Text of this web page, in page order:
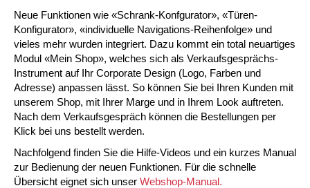
Neue Funktionen wie «Schrank-Konfgurator», «Türen-
Konfigurator», «individuelle Navigations-Reihenfolge» und
vieles mehr wurden integriert. Dazu kommt ein total neuartiges
Modul «Mein Shop», welches sich als Verkaufsgesprächs-
Instrument auf Ihr Corporate Design (Logo, Farben und
Adresse) anpassen lässt. So können Sie bei Ihren Kunden mit
unserem Shop, mit Ihrer Marge und in Ihrem Look auftreten.
Nach dem Verkaufsgespräch können die Bestellungen per
Klick bei uns bestellt werden.
Nachfolgend finden Sie die Hilfe-Videos und ein kurzes Manual
zur Bedienung der neuen Funktionen. Für die schnelle
Übersicht eignet sich unser Webshop-Manual.